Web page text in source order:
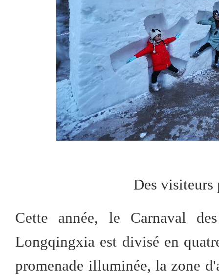
Des visiteurs
Cette année, le Carnaval
Longqingxia est divisé en
promenade illuminée, la zone